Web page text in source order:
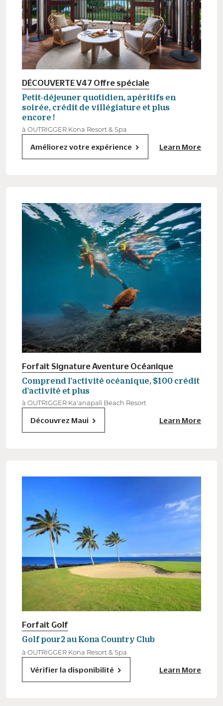
DÉCOUVERTE V47 Offre spéciale
Petit-déjeuner quotidien, apéritifs en
soirée, crédit de villégiature et plus
encore !
à OUTRIGGER Kona Resort & Spa
Améliorez votre expérience Learn More
Forfait Signature Aventure Océanique
Comprend l'activité océanique, $100 crédit
d'activité et plus
à OUTRIGGER Ka'anapali Beach Resort
Découvrez Maui Learn More
Forfait Golf
Golf pour2 au Kona Country Club
à OUTRIGGER Kona Resort & Spa
Vérifier la disponibilité Learn More